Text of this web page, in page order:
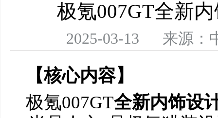
极氪007GT全新
2025-03-13 来源：
【核心内容】
极氪007GT全新内饰设